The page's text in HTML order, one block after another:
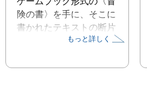
険の書〉を手に、そこに
書かれたテキストの断片
と選択肢を手がかりに、
って、実際の町を探検す
もっと詳しく